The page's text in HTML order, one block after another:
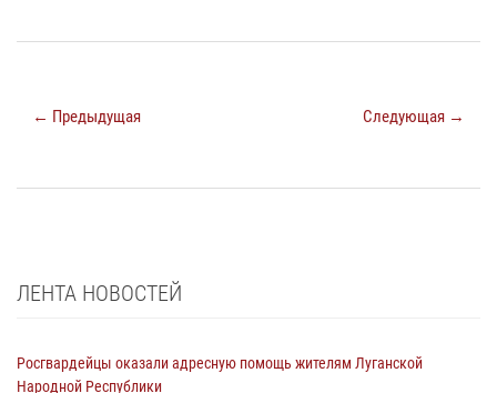
← Предыдущая Следующая →
ЛЕНТА НОВОСТЕЙ
Росгвардейцы оказали адресную помощь жителям Луганской
Народной Республики